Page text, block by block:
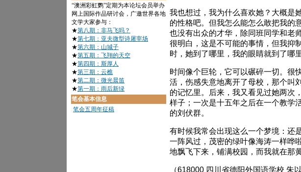
我也想过，我为什么喜欢她？大概是
的性格吧。但我怎么能怎么敢把我的
也没有出众的才华，除同班同学和老
很明白，这是不可能的事情，但我抑
时，她到了哪里，我的眼睛就到了哪
时间像个巨轮，它可以碾碎一切。很
活，伤感失意地离开了母校，那个叫
的记忆里。后来，我又看见过她两次
样子；一次是十五年之后在一个教学
的刘伏群。
有时候我常会出现这么一个梦境：还
一阵风过，茂密的绿叶像海涛一样哗
地飘飞下来，铺满校园，而我就在
（618000 四川省德阳外国语学校 朱